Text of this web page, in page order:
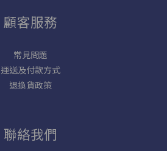
顧客服務
常見問題
運送及付款方式
退換貨政策
聯絡我們